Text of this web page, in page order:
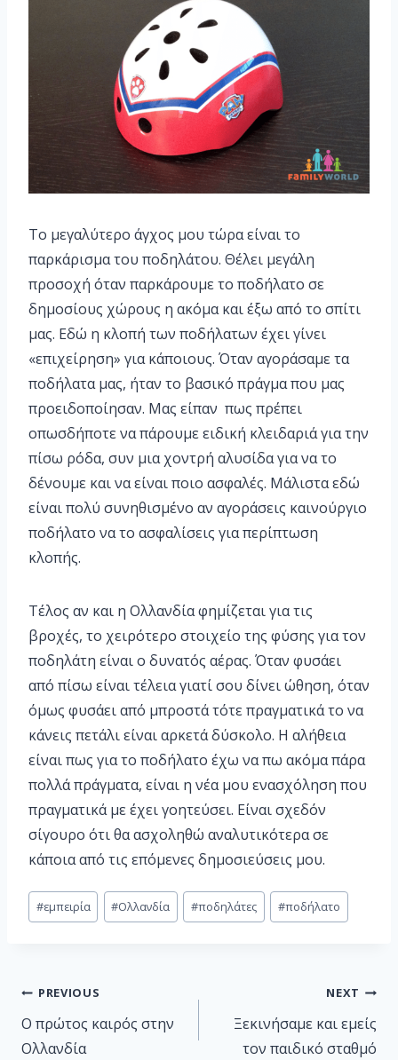
Το μεγαλύτερο άγχος μου τώρα είναι το
παρκάρισμα του ποδηλάτου. Θέλει μεγάλη
προσοχή όταν παρκάρουμε το ποδήλατο σε
δημοσίους χώρους η ακόμα και έξω από το σπίτι
μας. Εδώ η κλοπή των ποδήλατων έχει γίνει
«επιχείρηση» για κάποιους. Όταν αγοράσαμε τα
ποδήλατα μας, ήταν το βασικό πράγμα που μας
προειδοποίησαν. Μας είπαν πως πρέπει
οπωσδήποτε να πάρουμε ειδική κλειδαριά για την
πίσω ρόδα, συν μια χοντρή αλυσίδα για να το
δένουμε και να είναι ποιο ασφαλές. Μάλιστα εδώ
είναι πολύ συνηθισμένο αν αγοράσεις καινούργιο
ποδήλατο να το ασφαλίσεις για περίπτωση
κλοπής.
Τέλος αν και η Ολλανδία φημίζεται για τις
βροχές, το χειρότερο στοιχείο της φύσης για τον
ποδηλάτη είναι ο δυνατός αέρας. Όταν φυσάει
από πίσω είναι τέλεια γιατί σου δίνει ώθηση, όταν
όμως φυσάει από μπροστά τότε πραγματικά το να
κάνεις πετάλι είναι αρκετά δύσκολο. Η αλήθεια
είναι πως για το ποδήλατο έχω να πω ακόμα πάρα
πολλά πράγματα, είναι η νέα μου ενασχόληση που
πραγματικά με έχει γοητεύσει. Είναι σχεδόν
σίγουρο ότι θα ασχοληθώ αναλυτικότερα σε
κάποια από τις επόμενες δημοσιεύσεις μου.
#εμπειρία #Ολλανδία #ποδηλάτες #ποδήλατο
PREVIOUS
Ο πρώτος καιρός στην
Ολλανδία
NEXT
Ξεκινήσαμε και εμείς
τον παιδικό σταθμό